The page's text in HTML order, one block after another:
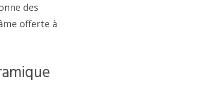
des
offerte à